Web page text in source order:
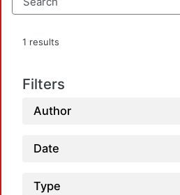
1 results
Filters
Author
Date
Type